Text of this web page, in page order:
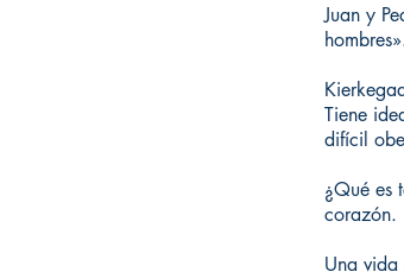
Juan y
Tiene
difícil
¿Qué es
corazón.
Una vida